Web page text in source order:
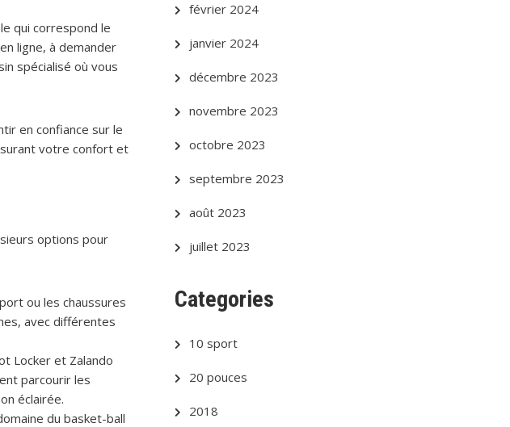
qui correspond le
ligne, à demander
spécialisé où vous
en confiance sur le
votre confort et
options pour
ou les chaussures
avec différentes
Locker et Zalando
parcourir les
éclairée.
du basket-ball
février 2024
janvier 2024
décembre 2023
novembre 2023
octobre 2023
septembre 2023
août 2023
juillet 2023
Categories
10 sport
20 pouces
2018